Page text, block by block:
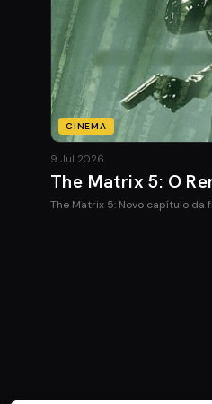
CINEMA
9 Jul 2026
The Matrix 5: O
The Matrix 5: Novo capítulo